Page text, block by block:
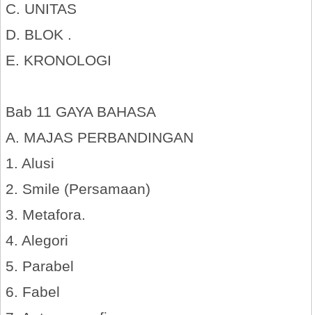
C. UNITAS
D. BLOK .
E. KRONOLOGI
Bab 11 GAYA BAHASA
A. MAJAS PERBANDINGAN
1. Alusi
2. Smile (Persamaan)
3. Metafora.
4. Alegori
5. Parabel
6. Fabel